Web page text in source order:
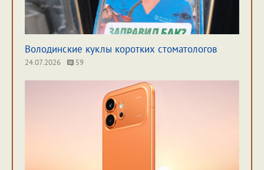
Володинские куклы коротких стоматологов
24.07.2026 59